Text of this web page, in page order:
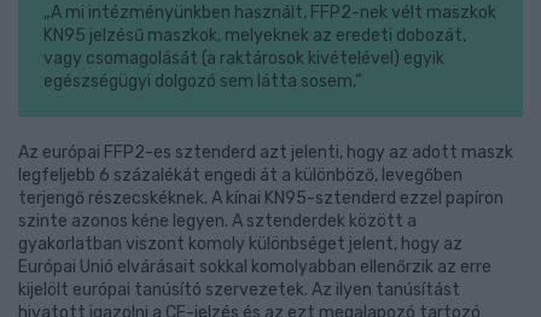
„A mi intézményünkben használt, FFP2-nek vélt maszkok
KN95 jelzésű maszkok, melyeknek az eredeti dobozát,
vagy csomagolását (a raktárosok kivételével) egyik
egészségügyi dolgozó sem látta sosem.”
Az európai FFP2-es sztenderd azt jelenti, hogy az adott maszk
legfeljebb 6 százalékát engedi át a különböző, levegőben
terjengő részecskéknek. A kínai KN95-sztenderd ezzel papíron
szinte azonos kéne legyen. A sztenderdek között a
gyakorlatban viszont komoly különbséget jelent, hogy az
Európai Unió elvárásait sokkal komolyabban ellenőrzik az erre
kijelölt európai tanúsító szervezetek. Az ilyen tanúsítást
hivatott igazolni a CE-jelzés és az ezt megalapozó tartozó